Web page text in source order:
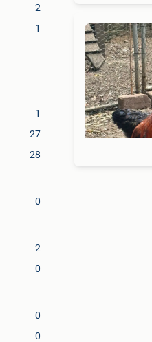
2
1
1
27
28
0
2
0
0
0